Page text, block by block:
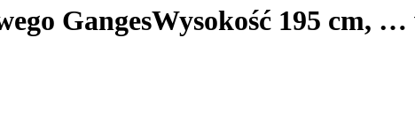
GangesWysokość 195 cm, …